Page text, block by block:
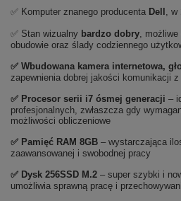
✅ Komputer znanego producenta Dell , w
✅ Stan wizualny bardzo dobry, możliwe
obudowie oraz ślady codziennego
✅ Wbudowana kamera internetowa,
zapewnienia dobrej jakości komunikacji
✅ Procesor serii i7 ósmej generacji –
profesjonalnych, zwłaszcza gdy
możliwości obliczeniowe
✅ Pamięć RAM 8GB – wystarczająca
zaawansowanej i swobodnej pracy
✅ Dysk 256SSD M.2 – super szybki i
umożliwia sprawną pracę i